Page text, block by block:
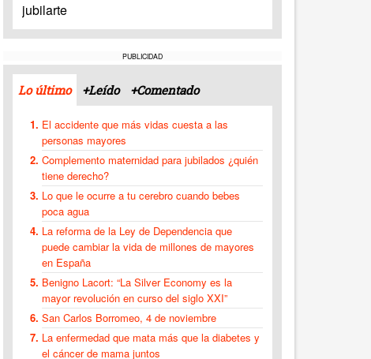
jubilarte
PUBLICIDAD
Lo último +Leído +Comentado
El accidente que más vidas cuesta a las
personas mayores
Complemento maternidad para jubilados ¿quién
tiene derecho?
Lo que le ocurre a tu cerebro cuando bebes
poca agua
La reforma de la Ley de Dependencia que
puede cambiar la vida de millones de mayores
en España
Benigno Lacort: “La Silver Economy es la
mayor revolución en curso del siglo XXI”
San Carlos Borromeo, 4 de noviembre
La enfermedad que mata más que la diabetes y
el cáncer de mama juntos